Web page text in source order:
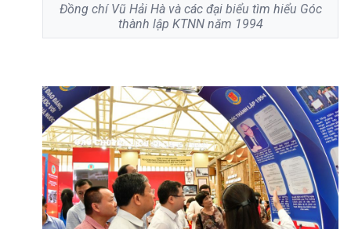
Đồng chí Vũ Hải Hà và các đại biểu tìm hiểu Góc
thành lập KTNN năm 1994